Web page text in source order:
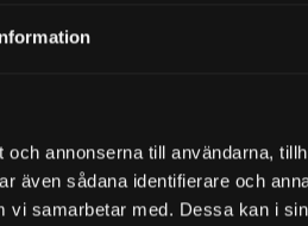
annonserna till användarna,
även sådana identifierare och
samarbetar med. Dessa kan i
till exempel tankhandtag med 3/